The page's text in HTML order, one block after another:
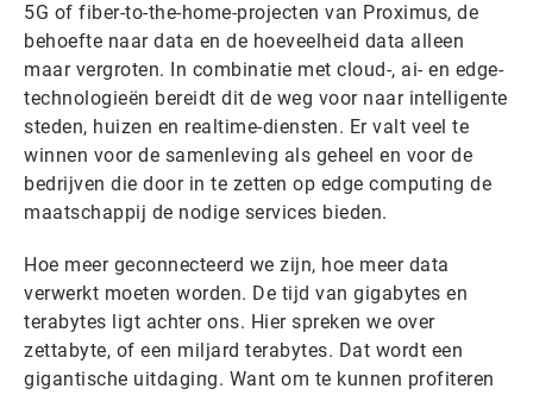
5G of fiber-to-the-home-projecten van Proximus, de
behoefte naar data en de hoeveelheid data alleen
maar vergroten. In combinatie met cloud-, ai- en edge-
technologieën bereidt dit de weg voor naar intelligente
steden, huizen en realtime-diensten. Er valt veel te
winnen voor de samenleving als geheel en voor de
bedrijven die door in te zetten op edge computing de
maatschappij de nodige services bieden.
Hoe meer geconnecteerd we zijn, hoe meer data
verwerkt moeten worden. De tijd van gigabytes en
terabytes ligt achter ons. Hier spreken we over
zettabyte, of een miljard terabytes. Dat wordt een
gigantische uitdaging. Want om te kunnen profiteren